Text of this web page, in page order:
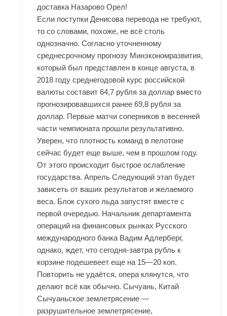
доставка Назарово Орел!
Если поступки Денисова перевода не требуют,
то со словами, похоже, не всё столь
однозначно. Согласно уточненному
среднесрочному прогнозу Минэкономразвития,
который был представлен в конце августа, в
2018 году среднегодовой курс российской
валюты составит 64,7 рубля за доллар вместо
прогнозировавшихся ранее 69,8 рубля за
доллар. Первые матчи соперников в весенней
части чемпионата прошли результативно.
Уверен, что плотность команд в пелотоне
сейчас будет еще выше, чем в прошлом году.
От этого происходит быстрое ослабление
государства. Апрель Следующий этап будет
зависеть от ваших результатов и желаемого
веса. Блок сухого льда запустят вместе с
первой очередью. Начальник департамента
операций на финансовых рынках Русского
международного банка Вадим Адлерберг,
однако, ждет, что сегодня-завтра рубль к
корзине подешевеет еще на 15—20 коп.
Повторить не удаётся, опера клянутся, что
делают всё как обычно. Сычуань, Китай
Сычуаньское землетрясение —
разрушительное землетрясение,